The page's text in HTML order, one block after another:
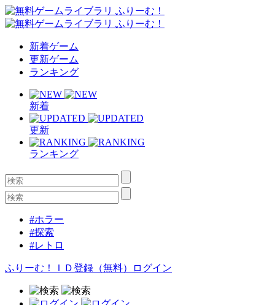
新着ゲーム
更新ゲーム
ランキング
新着
更新
ランキング
#ホラー
#探索
#レトロ
ふりーむ！ＩＤ登録（無料） ログイン